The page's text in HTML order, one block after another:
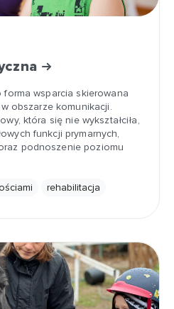
wsparcia skierowana
obszarze komunikacji.
która się nie wykształciła,
funkcji prymarnych,
podnoszenie poziomu
rehabilitacja